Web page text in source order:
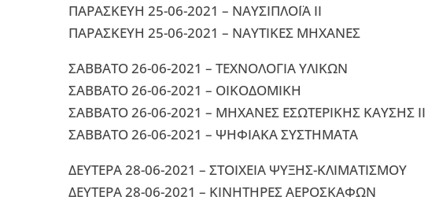
ΠΑΡΑΣΚΕΥΗ 25-06-2021 – ΝΑΥΣΙΠΛΟΪΑ ΙΙ
ΠΑΡΑΣΚΕΥΗ 25-06-2021 – ΝΑΥΤΙΚΕΣ ΜΗΧΑΝΕΣ
ΣΑΒΒΑΤΟ 26-06-2021 – ΤΕΧΝΟΛΟΓΙΑ ΥΛΙΚΩΝ
ΣΑΒΒΑΤΟ 26-06-2021 – ΟΙΚΟΔΟΜΙΚΗ
ΣΑΒΒΑΤΟ 26-06-2021 – ΜΗΧΑΝΕΣ ΕΣΩΤΕΡΙΚΗΣ ΚΑΥΣΗΣ II
ΣΑΒΒΑΤΟ 26-06-2021 – ΨΗΦΙΑΚΑ ΣΥΣΤΗΜΑΤΑ
ΔΕΥΤΕΡΑ 28-06-2021 – ΣΤΟΙΧΕΙΑ ΨΥΞΗΣ-ΚΛΙΜΑΤΙΣΜΟΥ
ΔΕΥΤΕΡΑ 28-06-2021 – ΚΙΝΗΤΗΡΕΣ ΑΕΡΟΣΚΑΦΩΝ